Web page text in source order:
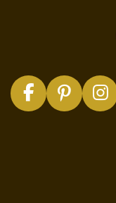
F
a
P
i
I
n